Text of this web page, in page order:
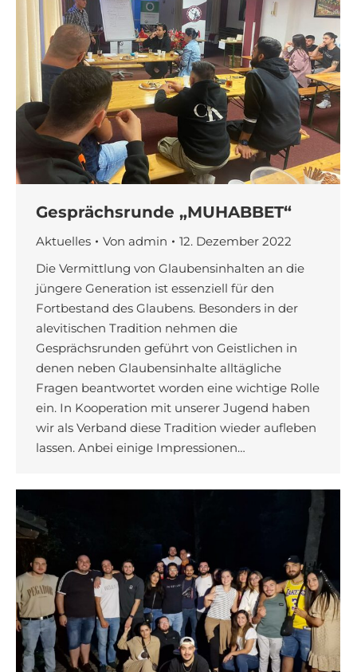
Gesprächsrunde „MUHABBET“
Aktuelles Von admin
12. Dezember 2022
Die Vermittlung von Glaubensinhalten an die
jüngere Generation ist essenziell für den
Fortbestand des Glaubens. Besonders in der
alevitischen Tradition nehmen die
Gesprächsrunden geführt von Geistlichen in
denen neben Glaubensinhalte alltägliche
Fragen beantwortet worden eine wichtige Rolle
ein. In Kooperation mit unserer Jugend haben
wir als Verband diese Tradition wieder aufleben
lassen. Anbei einige Impressionen…